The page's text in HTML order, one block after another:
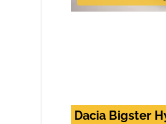
Dacia Bigster